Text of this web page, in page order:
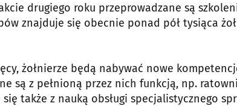
drugiego roku przeprowadzane są
znajduje się obecnie ponad pół tysiąca
żołnierze będą nabywać nowe
są z pełnioną przez nich funkcją, np.
także z nauką obsługi specjalistycznego